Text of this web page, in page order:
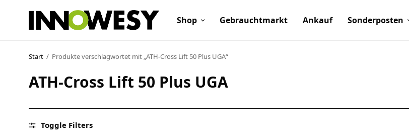
Shop Gebrauchtmarkt Ankauf Sonderposten
Start / Produkte verschlagwortet mit „ATH-Cross Lift 50 Plus UGA“
ATH-Cross Lift 50 Plus UGA
Toggle Filters
Shop
Gebrauchtmarkt
Ankauf